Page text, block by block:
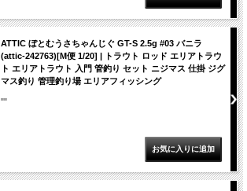
ATTIC ぼとむうさちゃんじぐ GT-S 2.5g #03 バニラ
(attic-242763)[M便 1/20] | トラウト ロッド エリアトラウ
ト エリアトラウト 入門 管釣り セット ニジマス 仕掛 ジグ
マス釣り 管理釣り場 エリアフィッシング
""